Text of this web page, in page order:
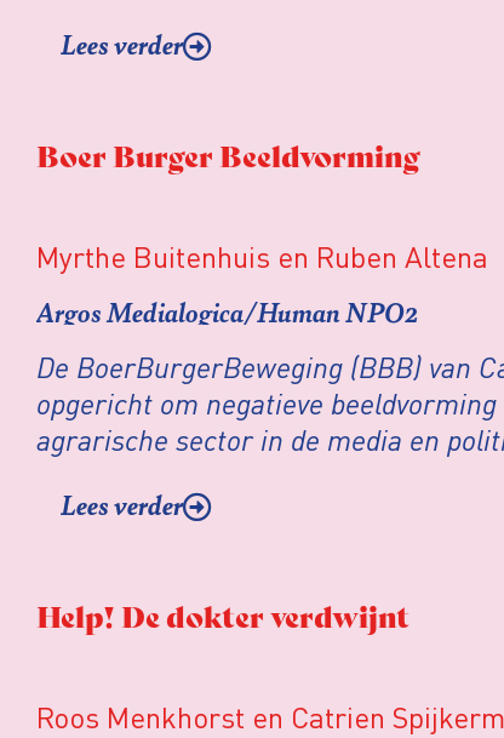
leider, van de oorlogssituatie en de
Lees verder
Boer Burger Beeldvorming
Myrthe Buitenhuis en Ruben Altena
Argos Medialogica/Human NPO2
De BoerBurgerBeweging (BBB) van
opgericht om negatieve beeldvorming
agrarische sector in de media en
vertelt.
Lees verder
Help! De dokter verdwijnt
Roos Menkhorst en Catrien